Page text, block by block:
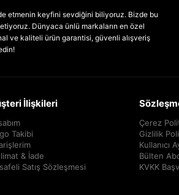
etmenin keyfini sevdiğini biliyoruz. Bizde bu
Dünyaca ünlü markaların en özel
ve kaliteli ürün garantisi, güvenli alışveriş
İlişkileri
Takibi
& İade
Satış Sözleşmesi
Çerez
Gizlilik
Kullanıcı
Bülten
KVKK